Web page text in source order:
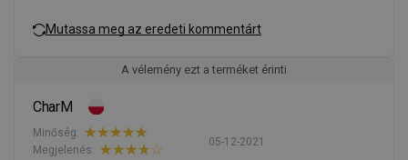
Mutassa meg az eredeti kommentárt
A vélemény ezt a terméket érinti
CharM
05-12-2021
Minőség:
Megjelenés: